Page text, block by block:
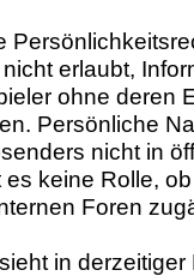
erlaubt,
ohne deren
Persönliche
nicht in
keine Rolle,
Foren
in